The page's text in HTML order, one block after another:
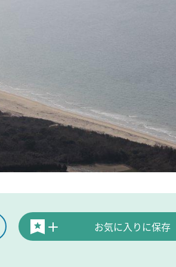
お気に入りに保存